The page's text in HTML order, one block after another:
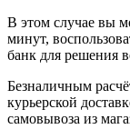
В этом случае вы
минут,
банк для решения
Безналичным
курьерской
самовывоза из